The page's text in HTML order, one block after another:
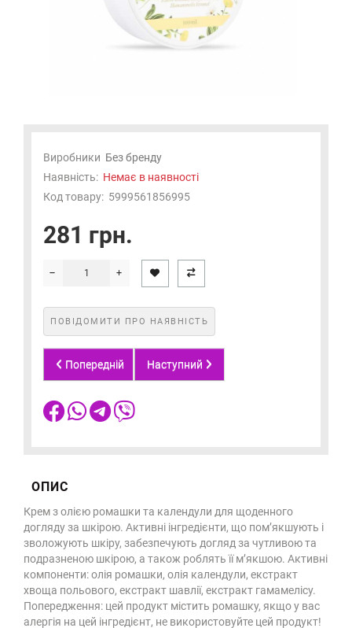
Виробники Без бренду
Наявність: Немає в наявності
Код товару: 5999561856995
281 грн.
ПОВІДОМИТИ ПРО НАЯВНІСТЬ
Попередній Наступний
ОПИС
Крем з олією ромашки та календули для щоденного
догляду за шкірою. Активні інгредієнти, що пом’якшують і
зволожують шкіру, забезпечують догляд за чутливою та
подразненою шкірою, а також роблять її м’якшою. Активні
компоненти: олія ромашки, олія календули, екстракт
хвоща польового, екстракт шавлії, екстракт гамамелісу.
Попередження: цей продукт містить ромашку, якщо у вас
алергія на цей інгредієнт, не використовуйте цей продукт!